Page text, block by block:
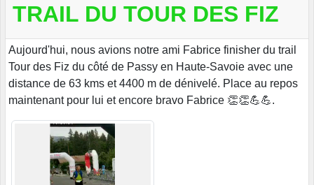
TRAIL DU TOUR DES FIZ
Aujourd'hui, nous avions notre ami Fabrice finisher du trail
Tour des Fiz du côté de Passy en Haute-Savoie avec une
distance de 63 kms et 4400 m de dénivelé. Place au repos
maintenant pour lui et encore bravo Fabrice 👏👏💪💪.